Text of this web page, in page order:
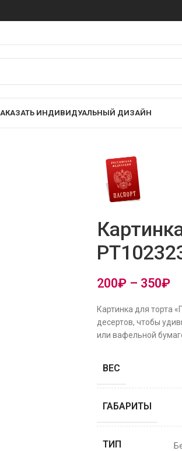
ИНДИВИДУАЛЬНЫЙ ДИЗАЙН
200₽ – 350₽
Картинка для торта
десертов, чтобы
или вафельной
ВЕС
ГАБАРИТЫ
ТИП